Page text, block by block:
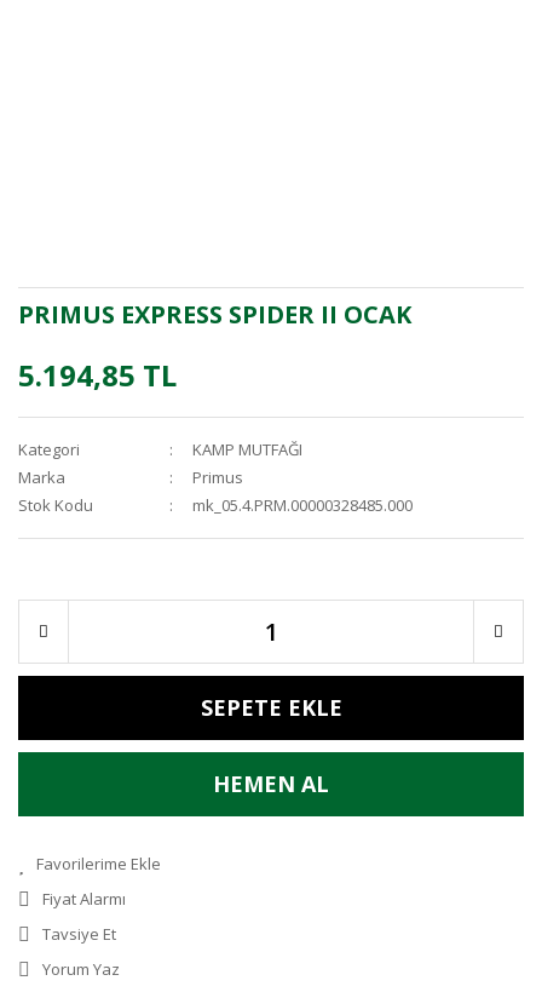
PRIMUS EXPRESS SPIDER II OCAK
5.194,85 TL
Kategori
KAMP MUTFAĞI
Marka
Primus
Stok Kodu
mk_05.4.PRM.00000328485.000
SEPETE EKLE
HEMEN AL
Fiyat Alarmı
Tavsiye Et
Yorum Yaz